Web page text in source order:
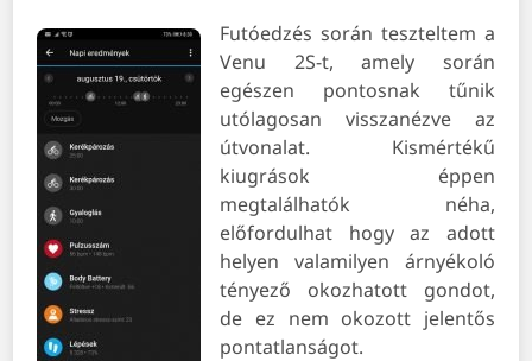
Futóedzés során teszteltem a
Venu 2S-t, amely során
egészen pontosnak tűnik
utólagosan visszanézve az
útvonalat. Kismértékű
kiugrások éppen
megtalálhatók néha,
előfordulhat hogy az adott
helyen valamilyen árnyékoló
tényező okozhatott gondot,
de ez nem okozott jelentős
pontatlanságot.